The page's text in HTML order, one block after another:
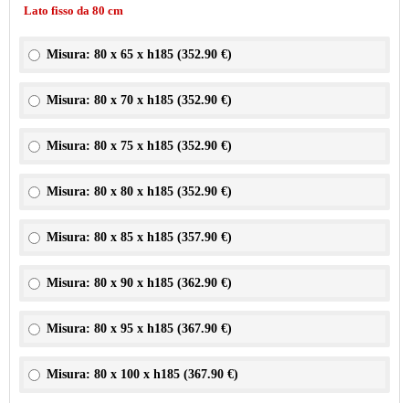
Lato fisso da 80 cm
Misura: 80 x 65 x h185 (352.90 €)
Misura: 80 x 70 x h185 (352.90 €)
Misura: 80 x 75 x h185 (352.90 €)
Misura: 80 x 80 x h185 (352.90 €)
Misura: 80 x 85 x h185 (357.90 €)
Misura: 80 x 90 x h185 (362.90 €)
Misura: 80 x 95 x h185 (367.90 €)
Misura: 80 x 100 x h185 (367.90 €)